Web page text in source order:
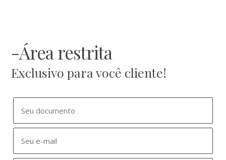
-Área restrita
Exclusivo para você cliente!